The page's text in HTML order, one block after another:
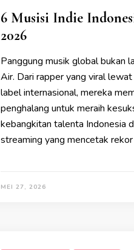
6 Musisi Indie
2026
Panggung musik global bukan
Air. Dari rapper yang viral
label internasional, mereka
penghalang untuk meraih
kebangkitan talenta Indonesia
streaming yang mencetak
MEI 27, 2026